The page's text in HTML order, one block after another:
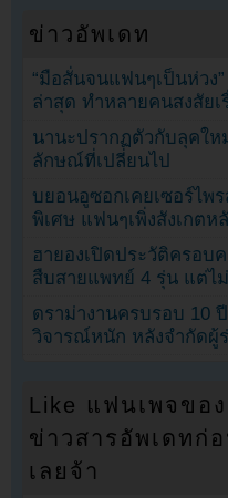
ข่าวอัพเดท
“มือสั่นจนแฟนๆเป็นห่วง
ล่าสุด ทำหลายคนสงสัยเ
นานะปรากฏตัวกับลุคใ
ลักษณ์ที่เปลี่ยนไป
บยอนอูซอกเคยเซอร์ไพ
พิเศษ แฟนๆเพิ่งสังเกตห
ฮายองเปิดประวัติครอบ
สืบสายแพทย์ 4 รุ่น แต่ไ
ดราม่างานครบรอบ 10
วิจารณ์หนัก หลังจำกัดผู้
Like แฟนเพจขอ
ข่าวสารอัพเดทก่
เลยจ้า